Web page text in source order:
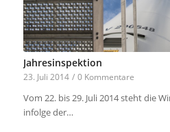
Jahresinspektion
23. Juli 2014 / 0 Kommentare
Vom 22. bis 29. Juli 2014 steht die
infolge der…